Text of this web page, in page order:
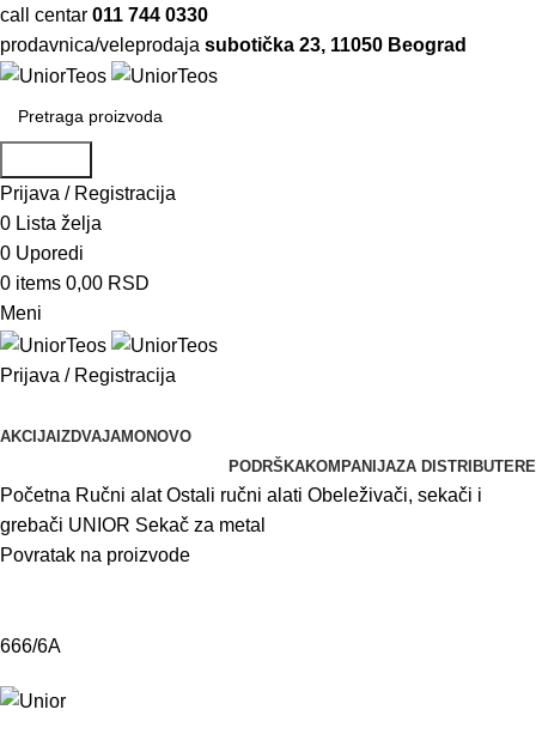
call centar 011 744 0330
prodavnica/veleprodaja subotička 23, 11050 Beograd
Prijava / Registracija
0 Lista želja
0 Uporedi
0 items 0,00 RSD
Meni
Prijava / Registracija
AKCIJAIZDVAJAMONOVO
PODRŠKAKOMPANIJAZA DISTRIBUTERE
Početna Ručni alatOstali ručni alati Obeleživači, sekači i
grebači UNIOR Sekač za metal
Povratak na proizvode
666/6A